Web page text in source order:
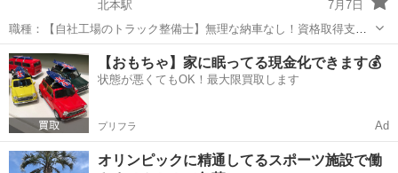
北本駅
7月7日
職種：【自社工場のトラック整備士】無理な納車なし！資格取得支援
あり ディーラーの忙しさに疲れた方へ 自社保有トラックの整備だか
ら、スケジュールが立てやすく、無理な残業もありません！ 仕事内容
当社が保有するトラック（中型・...
埼玉 比企郡 北本駅 その他 トラック
【おもちゃ】家に眠ってる現金化できます💰
状態が悪くてもOK！最大限買取します
プリフラ Ad
オリンピックに精通してるスポーツ施設で働